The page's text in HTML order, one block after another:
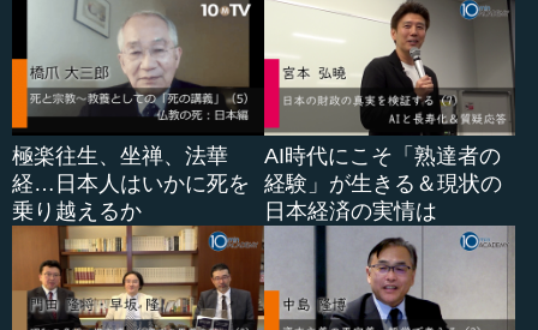
とされる神武天皇から清和、陽成、光孝天皇に至るまでの
天皇の歴史について、国史として編集したものでありまし
た。しかしながら、こうした書物は、天皇の事績を時の天
皇に対して捧げるという意味があったものでありまして、
同時代においては、全ての人の目に触れたわけではありま
せん。
『日本書紀』から『日本三大実録』に至るこれらの書物
は、現代の日本史研究においても重要な史料となっていま
すが、そうした流れをくんで、今回『昭和天皇実録』が編
纂されたのです。
極楽往生、坐禅、法華
経…日本人はいかに死を
乗り越えるか
AI時代にこそ「熟達者の
経験」が生きる＆現状の
日本経済の実情は